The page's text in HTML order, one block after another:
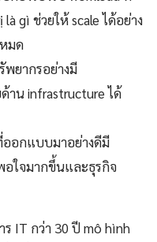
gì ช่วยให้ scale ได้อย่าง
มด
พยากรอย่างมี
าน infrastructure ได้
อกแบบมาอย่างดีมี
อใจมากขึ้นและธุรกิจ
IT กว่า 30 ปี mô hình